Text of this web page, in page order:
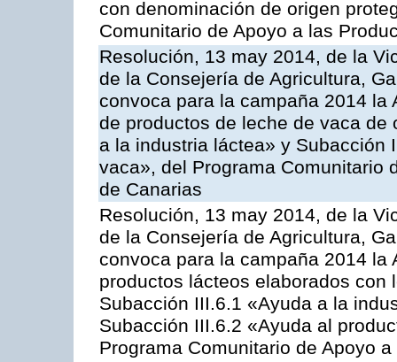
con denominación de origen
Comunitario de Apoyo a las
Resolución, 13 may 2014, de la
de la Consejería de Agricultura,
convoca para la campaña 2014
de productos de leche de vaca
a la industria láctea» y Subacción
vaca», del Programa Comunitario
de Canarias
Resolución, 13 may 2014, de la
de la Consejería de Agricultura,
convoca para la campaña 2014
productos lácteos elaborados
Subacción III.6.1 «Ayuda a la
Subacción III.6.2 «Ayuda al
Programa Comunitario de Apoyo